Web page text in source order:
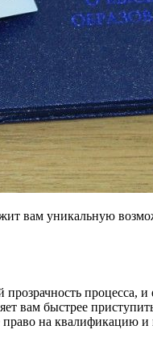
вам уникальную
процесса, и
вам быстрее
на квалификацию и